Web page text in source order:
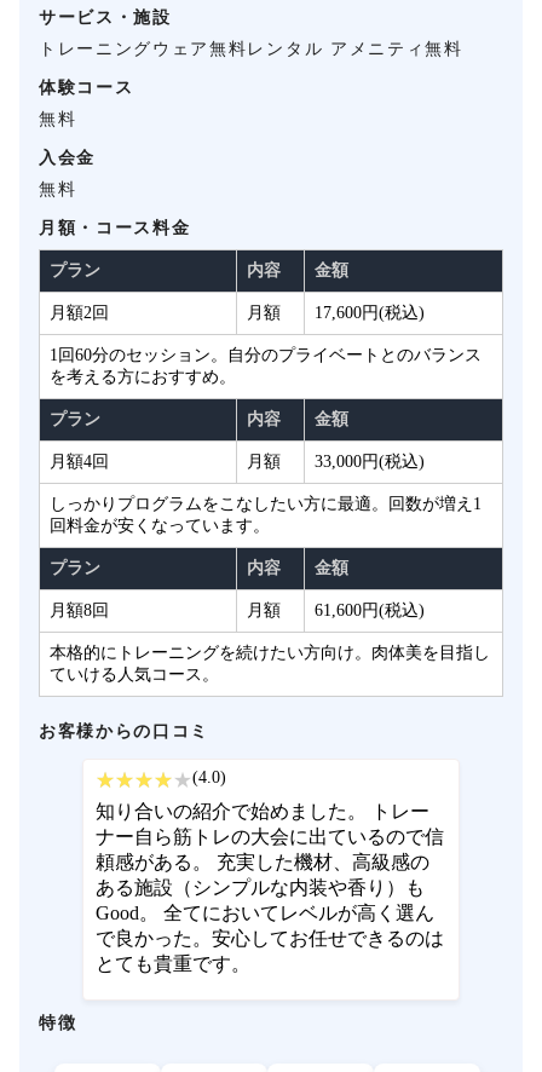
サービス・施設
トレーニングウェア無料レンタル アメニティ無料
体験コース
無料
入会金
無料
月額・コース料金
プラン 内容 金額
月額2回 月額 17,600円(税込)
1回60分のセッション。自分のプライベートとのバランス
を考える方におすすめ。
プラン 内容 金額
月額4回 月額 33,000円(税込)
しっかりプログラムをこなしたい方に最適。回数が増え1
回料金が安くなっています。
プラン 内容 金額
月額8回 月額 61,600円(税込)
本格的にトレーニングを続けたい方向け。肉体美を目指し
ていける人気コース。
お客様からの口コミ
(4.0)
知り合いの紹介で始めました。 トレー
ナー自ら筋トレの大会に出ているので信
頼感がある。 充実した機材、高級感の
ある施設（シンプルな内装や香り）も
Good。 全てにおいてレベルが高く選ん
で良かった。安心してお任せできるのは
とても貴重です。
特徴